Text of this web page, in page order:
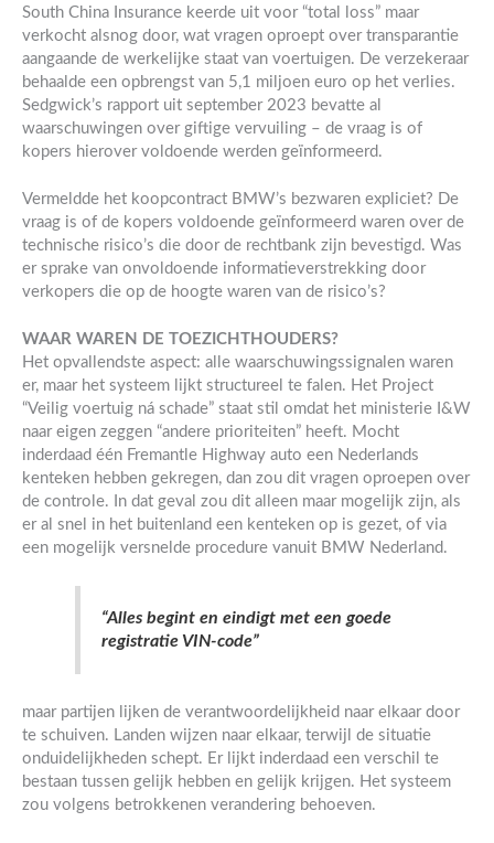
South China Insurance keerde uit voor “total loss” maar
verkocht alsnog door, wat vragen oproept over transparantie
aangaande de werkelijke staat van voertuigen. De verzekeraar
behaalde een opbrengst van 5,1 miljoen euro op het verlies.
Sedgwick’s rapport uit september 2023 bevatte al
waarschuwingen over giftige vervuiling – de vraag is of
kopers hierover voldoende werden geïnformeerd.
Vermeldde het koopcontract BMW’s bezwaren expliciet? De
vraag is of de kopers voldoende geïnformeerd waren over de
technische risico’s die door de rechtbank zijn bevestigd. Was
er sprake van onvoldoende informatieverstrekking door
verkopers die op de hoogte waren van de risico’s?
WAAR WAREN DE TOEZICHTHOUDERS?
Het opvallendste aspect: alle waarschuwingssignalen waren
er, maar het systeem lijkt structureel te falen. Het Project
“Veilig voertuig ná schade” staat stil omdat het ministerie I&W
naar eigen zeggen “andere prioriteiten” heeft. Mocht
inderdaad één Fremantle Highway auto een Nederlands
kenteken hebben gekregen, dan zou dit vragen oproepen over
de controle. In dat geval zou dit alleen maar mogelijk zijn, als
er al snel in het buitenland een kenteken op is gezet, of via
een mogelijk versnelde procedure vanuit BMW Nederland.
“Alles begint en eindigt met een goede
registratie VIN-code”
maar partijen lijken de verantwoordelijkheid naar elkaar door
te schuiven. Landen wijzen naar elkaar, terwijl de situatie
onduidelijkheden schept. Er lijkt inderdaad een verschil te
bestaan tussen gelijk hebben en gelijk krijgen. Het systeem
zou volgens betrokkenen verandering behoeven.